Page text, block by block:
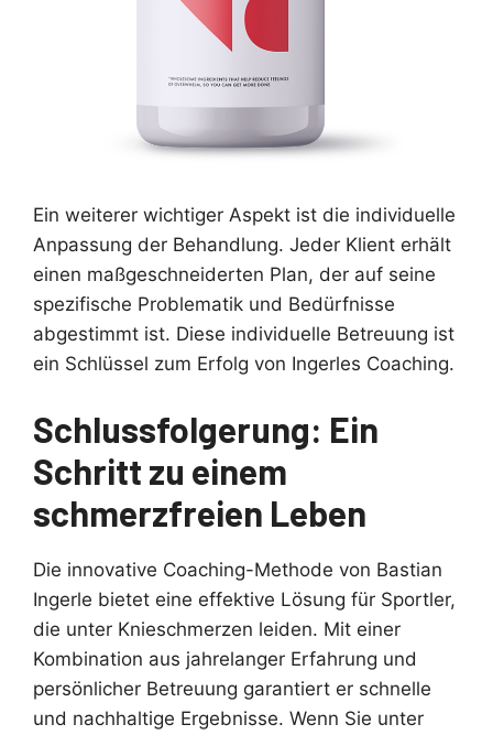
Ein weiterer wichtiger Aspekt ist die individuelle
Anpassung der Behandlung. Jeder Klient erhält
einen maßgeschneiderten Plan, der auf seine
spezifische Problematik und Bedürfnisse
abgestimmt ist. Diese individuelle Betreuung ist
ein Schlüssel zum Erfolg von Ingerles Coaching.
Schlussfolgerung: Ein
Schritt zu einem
schmerzfreien Leben
Die innovative Coaching-Methode von Bastian
Ingerle bietet eine effektive Lösung für Sportler,
die unter Knieschmerzen leiden. Mit einer
Kombination aus jahrelanger Erfahrung und
persönlicher Betreuung garantiert er schnelle
und nachhaltige Ergebnisse. Wenn Sie unter